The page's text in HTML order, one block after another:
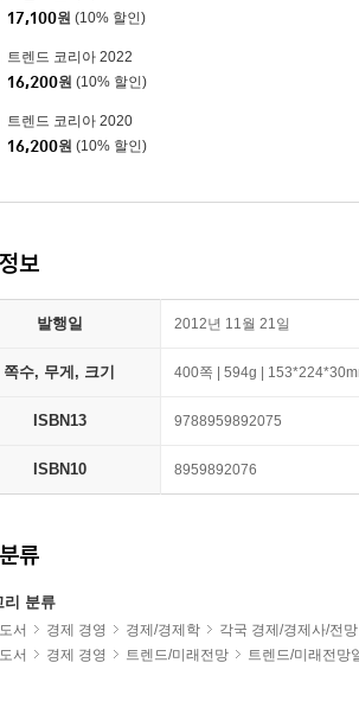
17,100원 (10% 할인)
트렌드 코리아 2022
16,200원 (10% 할인)
트렌드 코리아 2020
16,200원 (10% 할인)
보
발행일 2012년 11월 21일
쪽수, 무게, 크기 400쪽 | 594g |
ISBN13 9788959892075
ISBN10 8959892076
류
리 분류
서 경제 경영 경제/경제학
각국 경제/경제사/전망
서
경제 경영 트렌드/미래전망 트렌드/미래전망